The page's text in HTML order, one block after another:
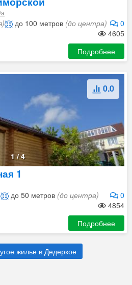
0
до 100 метров (до центра)
4605
Подробнее
1/4
0.0
1
0
до 50 метров (до центра)
4854
Подробнее
жилье в Дедеркое